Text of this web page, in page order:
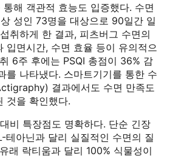
해 객관적 효능도 입증했다. 수면
성인 73명을 대상으로 90일간 일
취하게 한 결과, 피츠버그 수면의
입면시간, 수면 효율 등이 유의적으
6주 후에는 PSQI 총점이 36% 감
를 나타냈다. 스마트기기를 통한 수
결과에서도 수면 만족도
것을 확인했다.
비 특장점도 명확하다. 단순 긴장
테아닌과 달리 실질적인 수면의 질
래 락티움과 달리 100% 식물성이